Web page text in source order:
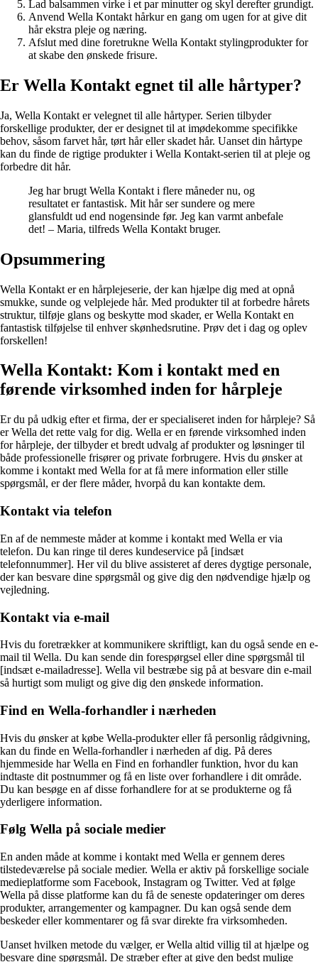
Lad balsammen virke i et par minutter og skyl derefter grundigt.
Anvend Wella Kontakt hårkur en gang om ugen for at give dit
hår ekstra pleje og næring.
Afslut med dine foretrukne Wella Kontakt stylingprodukter for
at skabe den ønskede frisure.
Er Wella Kontakt egnet til alle hårtyper?
Ja, Wella Kontakt er velegnet til alle hårtyper. Serien tilbyder
forskellige produkter, der er designet til at imødekomme specifikke
behov, såsom farvet hår, tørt hår eller skadet hår. Uanset din hårtype
kan du finde de rigtige produkter i Wella Kontakt-serien til at pleje og
forbedre dit hår.
Jeg har brugt Wella Kontakt i flere måneder nu, og
resultatet er fantastisk. Mit hår ser sundere og mere
glansfuldt ud end nogensinde før. Jeg kan varmt anbefale
det! – Maria, tilfreds Wella Kontakt bruger.
Opsummering
Wella Kontakt er en hårplejeserie, der kan hjælpe dig med at opnå
smukke, sunde og velplejede hår. Med produkter til at forbedre hårets
struktur, tilføje glans og beskytte mod skader, er Wella Kontakt en
fantastisk tilføjelse til enhver skønhedsrutine. Prøv det i dag og oplev
forskellen!
Wella Kontakt: Kom i kontakt med en
førende virksomhed inden for hårpleje
Er du på udkig efter et firma, der er specialiseret inden for hårpleje? Så
er Wella det rette valg for dig. Wella er en førende virksomhed inden
for hårpleje, der tilbyder et bredt udvalg af produkter og løsninger til
både professionelle frisører og private forbrugere. Hvis du ønsker at
komme i kontakt med Wella for at få mere information eller stille
spørgsmål, er der flere måder, hvorpå du kan kontakte dem.
Kontakt via telefon
En af de nemmeste måder at komme i kontakt med Wella er via
telefon. Du kan ringe til deres kundeservice på [indsæt
telefonnummer]. Her vil du blive assisteret af deres dygtige personale,
der kan besvare dine spørgsmål og give dig den nødvendige hjælp og
vejledning.
Kontakt via e-mail
Hvis du foretrækker at kommunikere skriftligt, kan du også sende en e-
mail til Wella. Du kan sende din forespørgsel eller dine spørgsmål til
[indsæt e-mailadresse]. Wella vil bestræbe sig på at besvare din e-mail
så hurtigt som muligt og give dig den ønskede information.
Find en Wella-forhandler i nærheden
Hvis du ønsker at købe Wella-produkter eller få personlig rådgivning,
kan du finde en Wella-forhandler i nærheden af dig. På deres
hjemmeside har Wella en Find en forhandler funktion, hvor du kan
indtaste dit postnummer og få en liste over forhandlere i dit område.
Du kan besøge en af disse forhandlere for at se produkterne og få
yderligere information.
Følg Wella på sociale medier
En anden måde at komme i kontakt med Wella er gennem deres
tilstedeværelse på sociale medier. Wella er aktiv på forskellige sociale
medieplatforme som Facebook, Instagram og Twitter. Ved at følge
Wella på disse platforme kan du få de seneste opdateringer om deres
produkter, arrangementer og kampagner. Du kan også sende dem
beskeder eller kommentarer og få svar direkte fra virksomheden.
Uanset hvilken metode du vælger, er Wella altid villig til at hjælpe og
besvare dine spørgsmål. De stræber efter at give den bedst mulige